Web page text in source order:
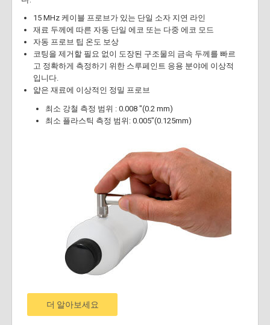
15 MHz 케이블 프로브가 있는 단일 소자 지연 라인
재료 두께에 따른 자동 단일 에코 또는 다중 에코 모드
자동 프로브 팁 온도 보상
코팅을 제거할 필요 없이 도장된 구조물의 금속 두께를 빠르
고 정확하게 측정하기 위한 스루페인트 응용 분야에 이상적
입니다.
얇은 재료에 이상적인 정밀 프로브
최소 강철 측정 범위 : 0.008 "(0.2 mm)
최소 플라스틱 측정 범위: 0.005"(0.125mm)
더 알아보세요